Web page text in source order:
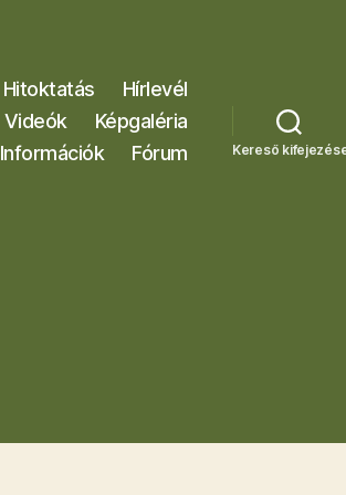
Hitoktatás
Hírlevél
Videók
Képgaléria
Információk Fórum Kereső